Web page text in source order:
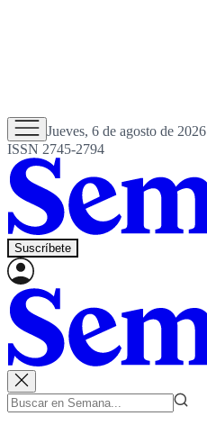
Jueves, 6 de agosto de 2026
ISSN 2745-2794
Suscríbete